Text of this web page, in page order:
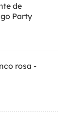
de
Party
rosa -